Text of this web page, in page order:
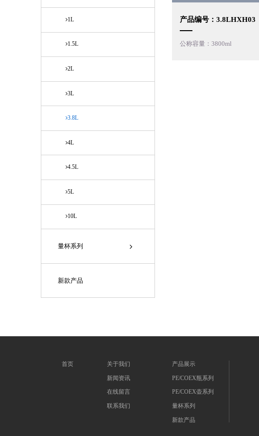
1L
1.5L
2L
3L
3.8L
4L
4.5L
5L
10L
量杯系列
新款产品
产品编号：3.8LHXH03
公称容量：3800ml
首页 关于我们
新闻资讯
在线留言
联系我们
产品展示
PE/COEX瓶系列
PE/COEX壶系列
量杯系列
新款产品